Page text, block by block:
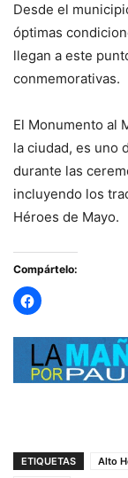
Desde el
óptimas
llegan a este
conmemorativas.
El Monumento al
la ciudad, es uno
durante las
incluyendo los
Héroes de Mayo.
Compártelo:
ETIQUETAS Alto